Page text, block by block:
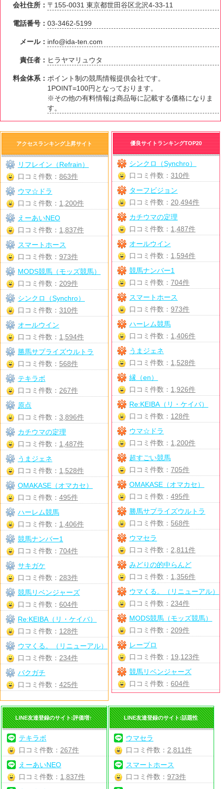
会社住所： 〒155-0031 東京都世田谷区北沢4-33-11
電話番号：03-3462-5199
メール： info@ida-ten.com
責任者： ヒラヤマリュウタ
料金体系： ポイント制の競馬情報提供会社です。
1POINT=100円となっております。
※その他の有料情報は商品毎に記載する価格になりま
す。
優良サイトランキングTOP20
シンクロ（Synchro）
口コミ件数：310件
ターフビジョン
口コミ件数： 20,494件
カチウマの定理
口コミ件数： 1,487件
オールウイン
口コミ件数： 1,594件
競馬ナンバー1
口コミ件数：704件
スマートホース
口コミ件数：973件
ハーレム競馬
口コミ件数： 1,406件
うまジェネ
口コミ件数： 1,528件
縁（en）
口コミ件数： 1,926件
Re:KEIBA（リ・ケイバ）
口コミ件数： 128件
ウマ☆ドラ
口コミ件数： 1,200件
超すごい競馬
口コミ件数：705件
OMAKASE（オマカセ）
口コミ件数：495件
勝馬サプライズウルトラ
口コミ件数： 568件
ウマセラ
口コミ件数： 2,811件
みどりの的中らんど
口コミ件数： 1,356件
ウマくる。（リニューアル）
口コミ件数： 234件
MODS競馬（モッズ競馬）
口コミ件数： 209件
レープロ
口コミ件数： 19,123件
競馬リベンジャーズ
口コミ件数：604件
アクセスランキング上昇サイト
リフレイン（Refrain）
口コミ件数： 863件
ウマ☆ドラ
口コミ件数： 1,200件
えーあいNEO
口コミ件数： 1,837件
スマートホース
口コミ件数： 973件
MODS競馬（モッズ競馬）
口コミ件数： 209件
シンクロ（Synchro）
口コミ件数： 310件
オールウイン
口コミ件数： 1,594件
勝馬サプライズウルトラ
口コミ件数： 568件
テキラボ
口コミ件数： 267件
原点
口コミ件数： 3,896件
カチウマの定理
口コミ件数： 1,487件
うまジェネ
口コミ件数： 1,528件
OMAKASE（オマカセ）
口コミ件数： 495件
ハーレム競馬
口コミ件数： 1,406件
競馬ナンバー1
口コミ件数： 704件
サキガケ
口コミ件数： 283件
競馬リベンジャーズ
口コミ件数： 604件
Re:KEIBA（リ・ケイバ）
口コミ件数： 128件
ウマくる。（リニューアル）
口コミ件数： 234件
バクガチ
口コミ件数： 425件
LINE友達登録のサイト:評価増↑
テキラボ
口コミ件数： 267件
えーあいNEO
口コミ件数： 1,837件
LINE友達登録のサイト:話題性
ウマセラ
口コミ件数： 2,811件
スマートホース
口コミ件数： 973件